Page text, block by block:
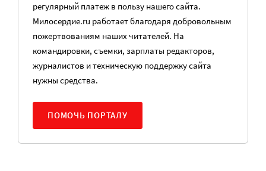
регулярный платеж в пользу нашего сайта.
Милосердие.ru работает благодаря добровольным
пожертвованиям наших читателей. На
командировки, съемки, зарплаты редакторов,
журналистов и техническую поддержку сайта
нужны средства.
ПОМОЧЬ ПОРТАЛУ